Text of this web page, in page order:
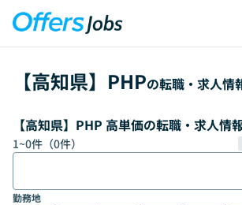
【高知県】 PHPの転職・求人情
【高知県】PHP 高単価の転職・求人情
1~0件（0件）
勤務地